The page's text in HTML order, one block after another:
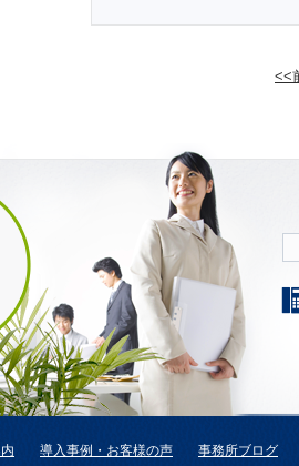
<<
導入事例・お客様の声 事務所ブログ